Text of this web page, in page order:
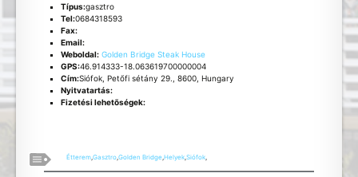
Típus:gasztro
Tel:0684318593
Fax:
Email:
Weboldal: Golden Bridge Steak House
GPS:46.914333-18.063619700000004
Cím:Siófok, Petőfi sétány 29., 8600, Hungary
Nyitvatartás:
Fizetési lehetõségek:
Étterem ,Gasztro ,Golden Bridge ,Helyek ,Siófok